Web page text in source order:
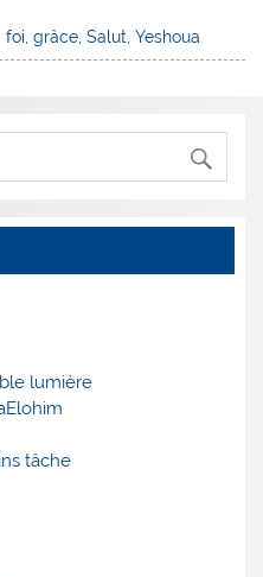
foi ,grâce ,Salut ,Yeshoua
lumière
tâche